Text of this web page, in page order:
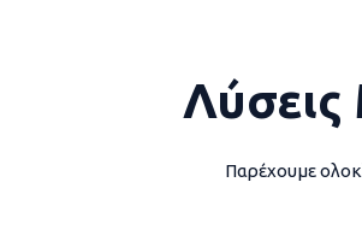
Παρέχουμε